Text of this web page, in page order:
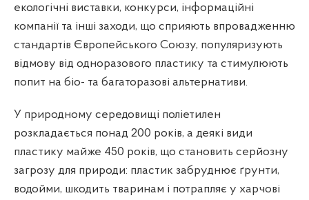
екологічні виставки, конкурси, інформаційні
компанії та інші заходи, що сприяють впровадженню
стандартів Європейського Союзу, популяризують
відмову від одноразового пластику та стимулюють
попит на біо- та багаторазові альтернативи.
У природному середовищі поліетилен
розкладається понад 200 років, а деякі види
пластику майже 450 років, що становить серйозну
загрозу для природи: пластик забруднює ґрунти,
водойми, шкодить тваринам і потрапляє у харчові